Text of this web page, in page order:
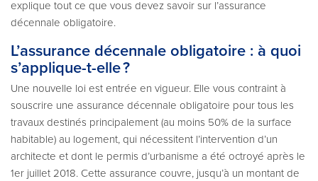
explique tout ce que vous devez savoir sur l’assurance
décennale obligatoire.
L’assurance décennale obligatoire : à quoi
s’applique-t-elle ?
Une nouvelle loi est entrée en vigueur. Elle vous contraint à
souscrire une assurance décennale obligatoire pour tous les
travaux destinés principalement (au moins 50% de la surface
habitable) au logement, qui nécessitent l’intervention d’un
architecte et dont le permis d’urbanisme a été octroyé après le
1er juillet 2018. Cette assurance couvre, jusqu’à un montant de